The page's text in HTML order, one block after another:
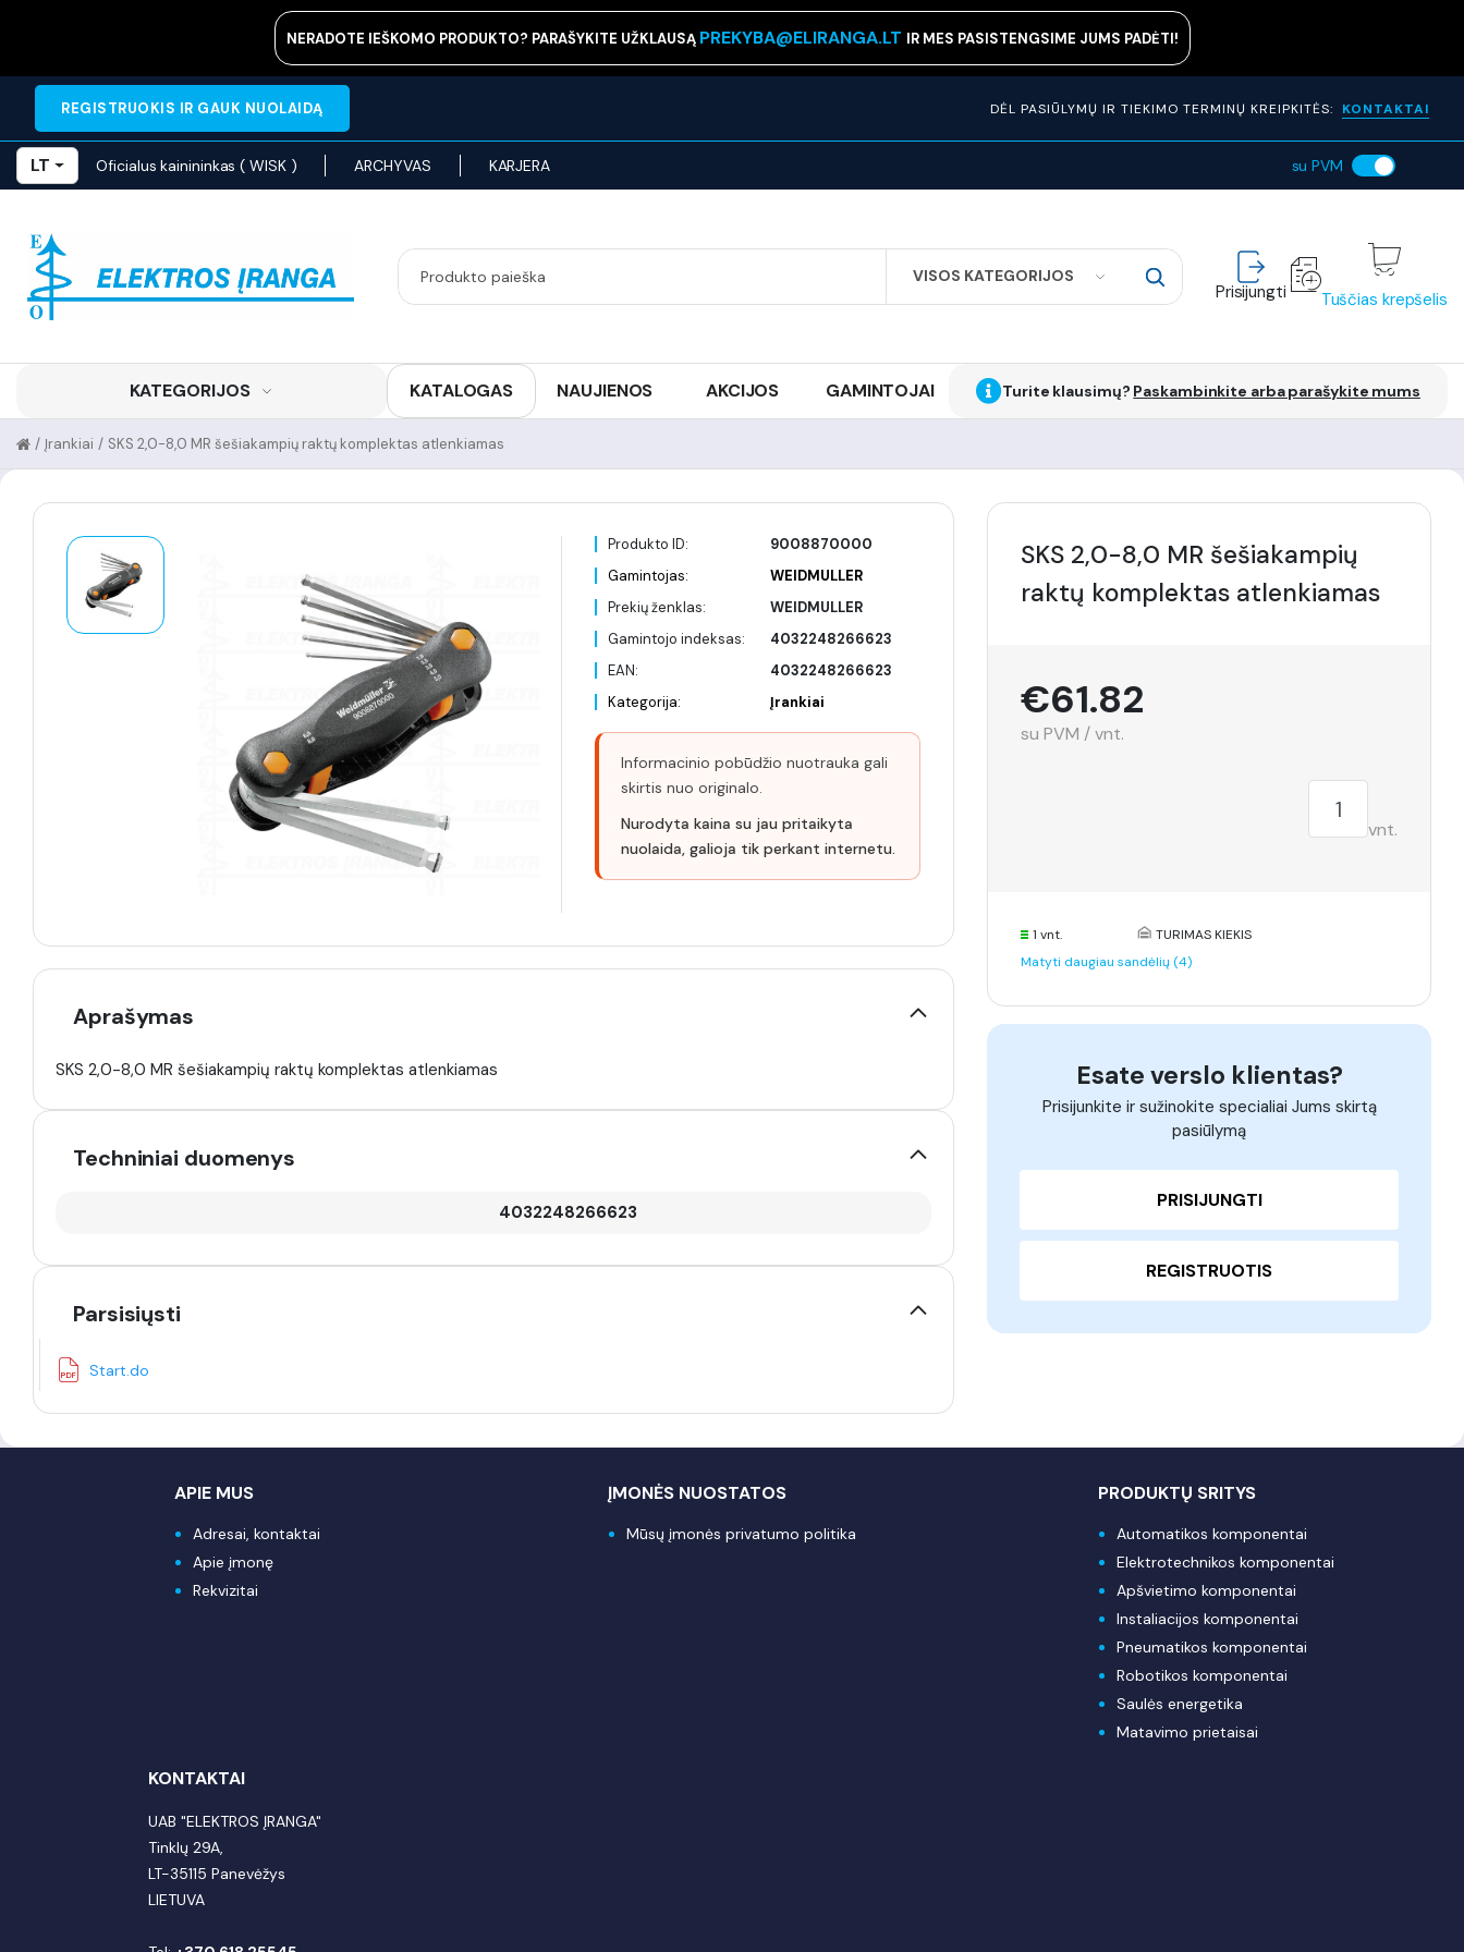
NERADOTE IEŠKOMO PRODUKTO? PARAŠYKITE UŽKLAUSĄ PREKYBA@ELIRANGA.LT IR MES PASISTENGSIME JUMS PADĖTI!
REGISTRUOKIS IR GAUK NUOLAIDĄ DĖL PASIŪLYMŲ IR TIEKIMO TERMINŲ KREIPKITĖS: KONTAKTAI
LT Oficialus kainininkas ( WISK ) ARCHYVAS KARJERA su PVM
VISOS KATEGORIJOS
SEARCH Prisijungti Tuščias krepšelis
KATEGORIJOS KATALOGAS NAUJIENOS AKCIJOS GAMINTOJAI Turite klausimų? Paskambinkite arba parašykite mums
SKS 2,0-8,0 MR šešiakampių raktų komplektas atlenkiamas
/
Įrankiai
/
Produkto ID:
9008870000
Gamintojas:
WEIDMULLER
Prekių ženklas:
WEIDMULLER
Gamintojo indeksas:
4032248266623
EAN:
4032248266623
Kategorija:
Įrankiai
Informacinio pobūdžio nuotrauka gali
skirtis nuo originalo.
Nurodyta kaina su jau pritaikyta
nuolaida, galioja tik perkant internetu.
Aprašymas
SKS 2,0-8,0 MR šešiakampių raktų komplektas atlenkiamas
Techniniai duomenys
4032248266623
Parsisiųsti
Start.do
SKS 2,0-8,0 MR šešiakampių
raktų komplektas atlenkiamas
€61.82
su PVM / vnt.
vnt.
1 vnt.
TURIMAS KIEKIS
Matyti daugiau sandėlių (4)
Esate verslo klientas?
Prisijunkite ir sužinokite specialiai Jums skirtą
pasiūlymą
PRISIJUNGTI
REGISTRUOTIS
APIE MUS
Adresai, kontaktai
Apie įmonę
Rekvizitai
ĮMONĖS NUOSTATOS
Mūsų įmonės privatumo politika
PRODUKTŲ SRITYS
Automatikos komponentai
Elektrotechnikos komponentai
Apšvietimo komponentai
Instaliacijos komponentai
Pneumatikos komponentai
Robotikos komponentai
Saulės energetika
Matavimo prietaisai
KONTAKTAI
UAB "ELEKTROS ĮRANGA"
Tinklų 29A,
LT-35115 Panevėžys
LIETUVA